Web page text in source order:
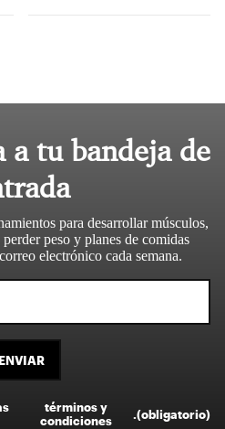
a tu bandeja de
para desarrollar músculos,
peso y planes de comidas
electrónico cada semana.
términos y
condiciones
(obligatorio)